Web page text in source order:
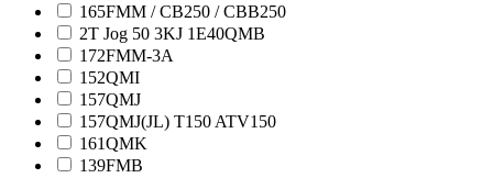
165FMM / CB250 / CBB250
2T Jog 50 3KJ 1E40QMB
172FMM-3A
152QMI
157QMJ
157QMJ(JL) T150 ATV150
161QMK
139FMB